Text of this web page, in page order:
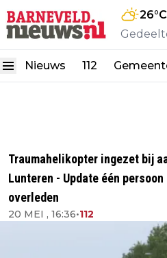
26°C
Nieuws 112
Traumahelikopter ingezet bij
Lunteren - Update één
overleden
20 MEI , 16:36•112